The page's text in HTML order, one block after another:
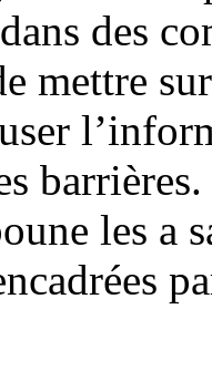
des
mettre
les a